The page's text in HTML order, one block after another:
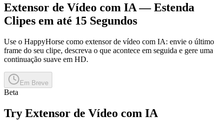
Extensor de Vídeo com IA — Estenda
Clipes em até 15 Segundos
Use o HappyHorse como extensor de vídeo com IA: envie o último
frame do seu clipe, descreva o que acontece em seguida e gere uma
continuação suave em HD.
Em Breve
Beta
Try Extensor de Vídeo com IA